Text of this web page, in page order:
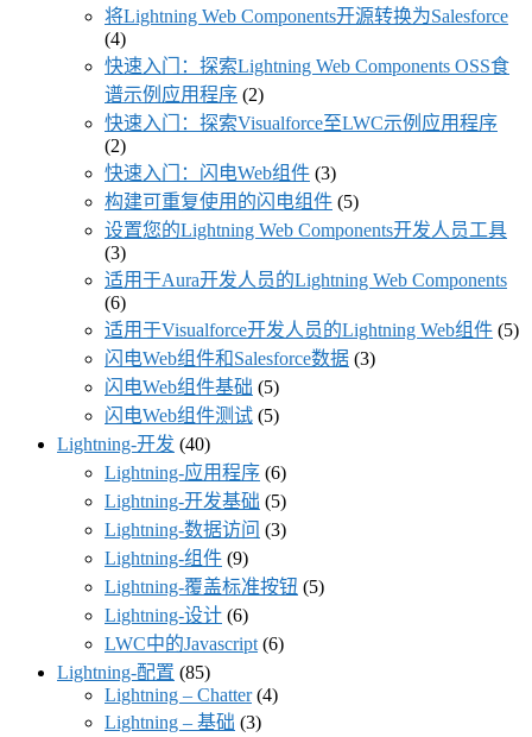
将Lightning Web Components开源转换为Salesforce
(4)
快速入门：探索Lightning Web Components OSS食
谱示例应用程序 (2)
快速入门：探索Visualforce至LWC示例应用程序
(2)
快速入门：闪电Web组件 (3)
构建可重复使用的闪电组件 (5)
设置您的Lightning Web Components开发人员工具
(3)
适用于Aura开发人员的Lightning Web Components
(6)
适用于Visualforce开发人员的Lightning Web组件 (5)
闪电Web组件和Salesforce数据 (3)
闪电Web组件基础 (5)
闪电Web组件测试 (5)
Lightning-开发 (40)
Lightning-应用程序 (6)
Lightning-开发基础 (5)
Lightning-数据访问 (3)
Lightning-组件 (9)
Lightning-覆盖标准按钮 (5)
Lightning-设计 (6)
LWC中的Javascript (6)
Lightning-配置 (85)
Lightning – Chatter(4)
Lightning – 基础 (3)